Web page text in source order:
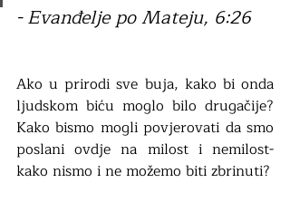
- Evanđelje po Mateju, 6:26
Ako u prirodi sve buja, kako bi onda
ljudskom biću moglo bilo drugačije?
Kako bismo mogli povjerovati da smo
poslani ovdje na milost i nemilost-